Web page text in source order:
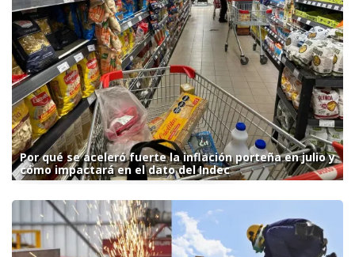
Por qué se aceleró fuerte la inflación porteña en julio y
cómo impactará en el dato del Indec